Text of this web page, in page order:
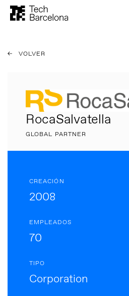
VOLVER
RocaSalvatella
GLOBAL PARTNER
CREACIÓN
2008
EMPLEADOS
70
TIPO
Corporation